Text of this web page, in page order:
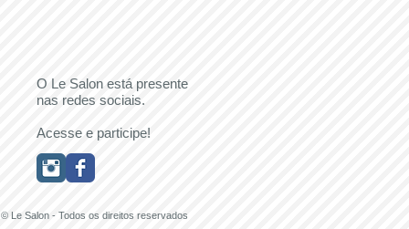
O Le Salon está presente
nas redes sociais.
Acesse e participe!
© Le Salon - Todos os direitos reservados